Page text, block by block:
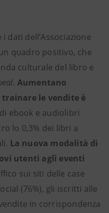
i dati dell’Associazione
quadro positivo, che
culturale del libro e
. Aumentano
le vendite è
ebook e audiolibri
lo 0,3% dei libri a
La nuova modalità di
utenti agli eventi
sui siti delle case
(76%), gli iscritti alle
in corrispondenza